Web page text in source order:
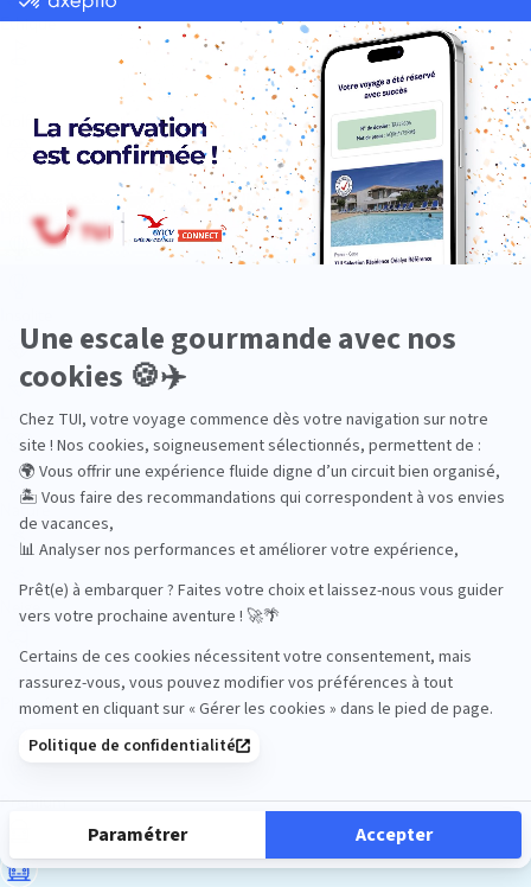
Ethique
Hôtel de charme
Luxe
Nature
Plongée
Premium